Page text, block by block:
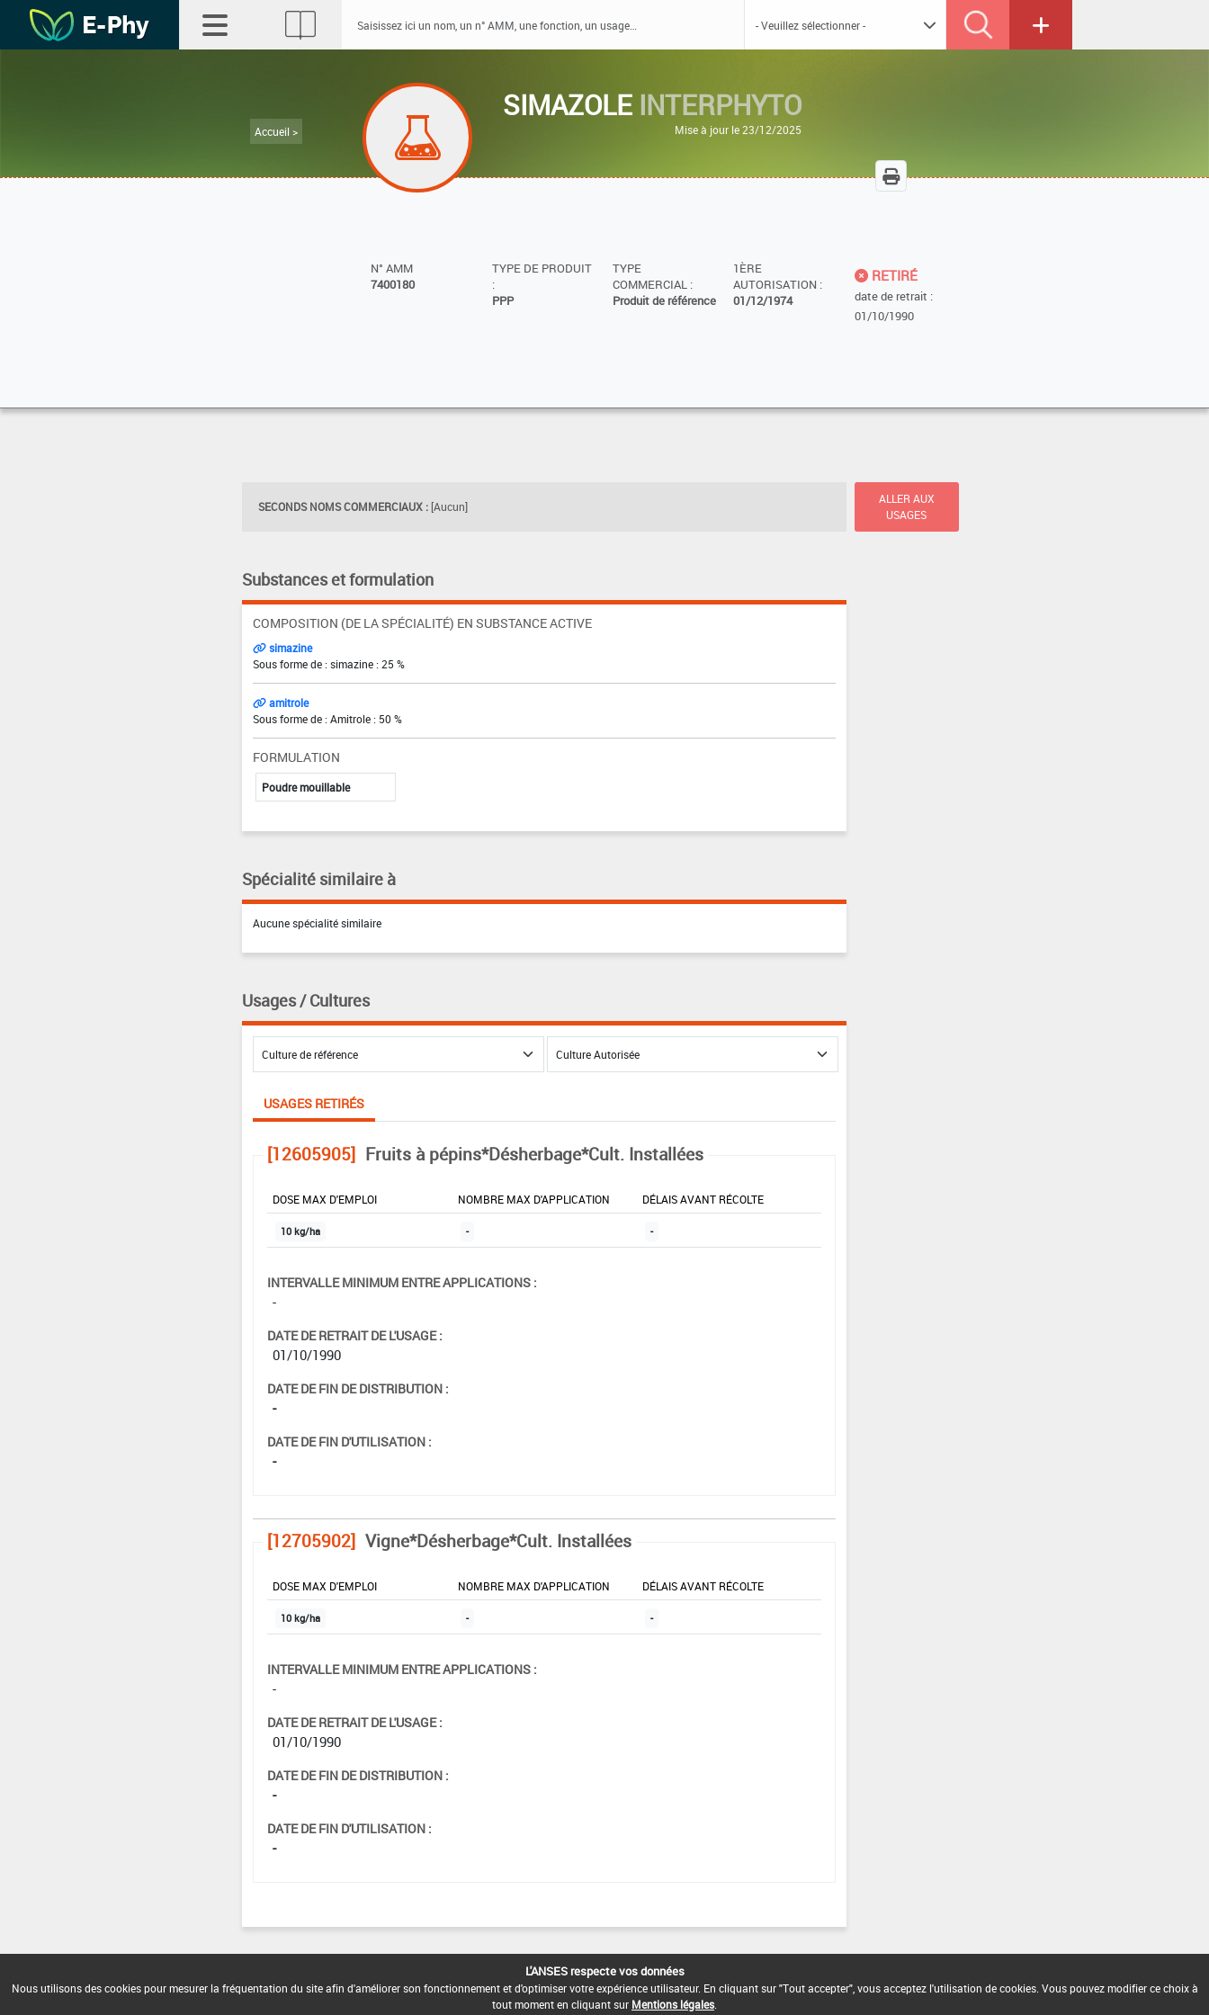
Accueil >
SIMAZOLE INTERPHYTO
Mise à jour le 23/12/2025
N° AMM
7400180
TYPE DE PRODUIT
:
PPP
TYPE
COMMERCIAL :
Produit de référence
1ÈRE
AUTORISATION :
01/12/1974
RETIRÉ
date de retrait :
01/10/1990
SECONDS NOMS COMMERCIAUX : [Aucun]
ALLER AUX
USAGES
Substances et formulation
COMPOSITION (DE LA SPÉCIALITÉ) EN SUBSTANCE ACTIVE
simazine
Sous forme de : simazine : 25 %
amitrole
Sous forme de : Amitrole : 50 %
FORMULATION
Poudre mouillable
Spécialité similaire à
Aucune spécialité similaire
Usages / Cultures
USAGES RETIRÉS
[12605905] Fruits à pépins*Désherbage*Cult. Installées
DOSE MAX D'EMPLOI NOMBRE MAX D'APPLICATION DÉLAIS AVANT RÉCOLTE
10 kg/ha - -
INTERVALLE MINIMUM ENTRE APPLICATIONS :
-
DATE DE RETRAIT DE L'USAGE :
01/10/1990
DATE DE FIN DE DISTRIBUTION :
-
DATE DE FIN D'UTILISATION :
-
[12705902] Vigne*Désherbage*Cult. Installées
DOSE MAX D'EMPLOI NOMBRE MAX D'APPLICATION DÉLAIS AVANT RÉCOLTE
10 kg/ha - -
INTERVALLE MINIMUM ENTRE APPLICATIONS :
-
DATE DE RETRAIT DE L'USAGE :
01/10/1990
DATE DE FIN DE DISTRIBUTION :
-
DATE DE FIN D'UTILISATION :
-
L'ANSES respecte vos données
Nous utilisons des cookies pour mesurer la fréquentation du site afin d'améliorer son fonctionnement et d'optimiser votre expérience utilisateur. En cliquant sur "Tout accepter", vous acceptez l'utilisation de cookies. Vous pouvez modifier ce choix à
tout moment en cliquant sur Mentions légales